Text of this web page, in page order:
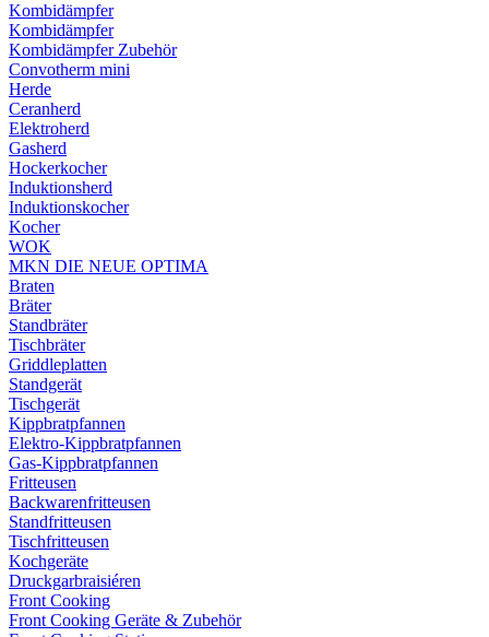
Kombidämpfer
Kombidämpfer
Kombidämpfer Zubehör
Convotherm mini
Herde
Ceranherd
Elektroherd
Gasherd
Hockerkocher
Induktionsherd
Induktionskocher
Kocher
WOK
MKN DIE NEUE OPTIMA
Braten
Bräter
Standbräter
Tischbräter
Griddleplatten
Standgerät
Tischgerät
Kippbratpfannen
Elektro-Kippbratpfannen
Gas-Kippbratpfannen
Fritteusen
Backwarenfritteusen
Standfritteusen
Tischfritteusen
Kochgeräte
Druckgarbraisiéren
Front Cooking
Front Cooking Geräte & Zubehör